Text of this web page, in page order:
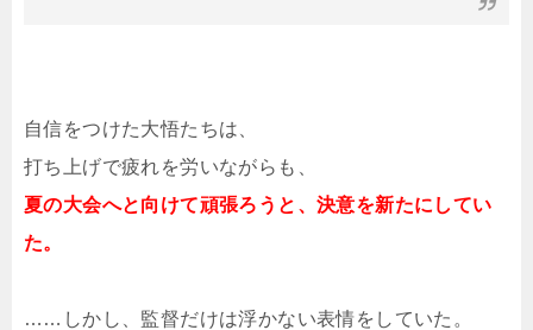
自信をつけた大悟たちは、
打ち上げで疲れを労いながらも、
夏の大会へと向けて頑張ろうと、決意を新たにしてい
た。
……しかし、監督だけは浮かない表情をしていた。